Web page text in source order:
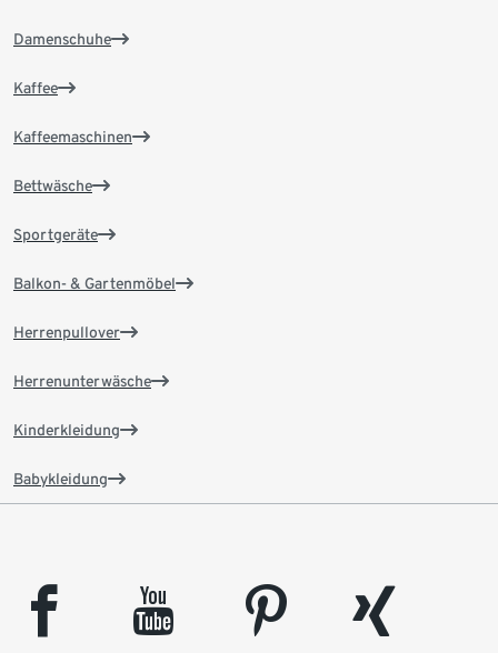
Damenschuhe
Kaffee
Kaffeemaschinen
Bettwäsche
Sportgeräte
Balkon- & Gartenmöbel
Herrenpullover
Herrenunterwäsche
Kinderkleidung
Babykleidung
facebook youtube pinterest
xing